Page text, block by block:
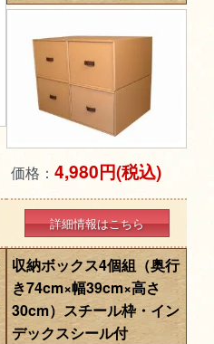
価格： 4,980円(税込)
詳細情報はこちら
収納ボックス4個組（奥行
き74cm×幅39cm×高さ
30cm）スチール枠・イン
デックスシール付